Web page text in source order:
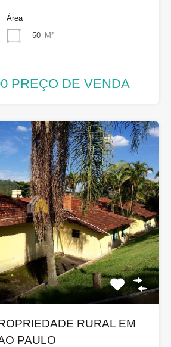
Área
50 M²
PREÇO DE VENDA
RURAL EM
PAULO